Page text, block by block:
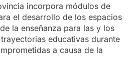
incorpora módulos de
el desarrollo de los espacios
la enseñanza para las y los
educativas durante
a causa de la